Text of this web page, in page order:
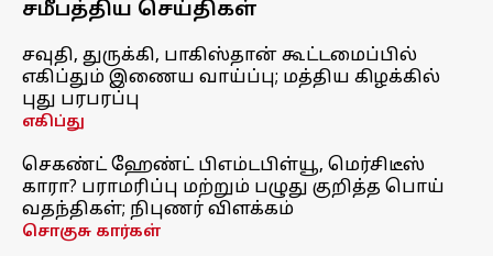
சமீபத்திய செய்திகள்
சவுதி, துருக்கி, பாகிஸ்தான் கூட்டமைப்பில்
எகிப்தும் இணைய வாய்ப்பு; மத்திய கிழக்கில்
புது பரபரப்பு
எகிப்து
செகண்ட் ஹேண்ட் பிஎம்டபிள்யூ, மெர்சிடீஸ்
காரா? பராமரிப்பு மற்றும் பழுது குறித்த பொய்
வதந்திகள்; நிபுணர் விளக்கம்
சொகுசு கார்கள்